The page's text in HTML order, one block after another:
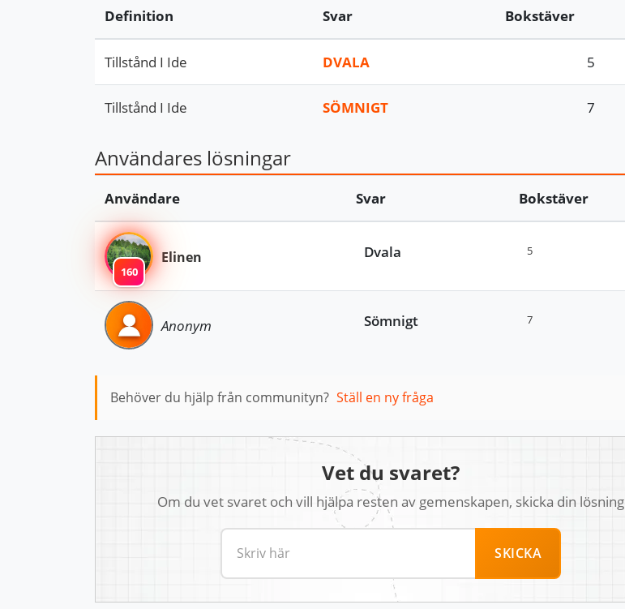
Definition Svar Bokstäver
Tillstånd I Ide DVALA 5
Tillstånd I Ide SÖMNIGT 7
Användares lösningar
Användare Svar Bokstäver
160
Elinen Dvala 5
Anonym Sömnigt 7
Behöver du hjälp från communityn? Ställ en ny fråga
Vet du svaret?
Om du vet svaret och vill hjälpa resten av gemenskapen, skicka din lösning
SKICKA